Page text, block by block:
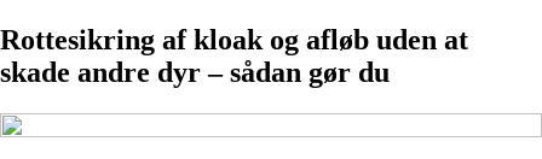
Rottesikring af kloak og afløb uden at
skade andre dyr – sådan gør du